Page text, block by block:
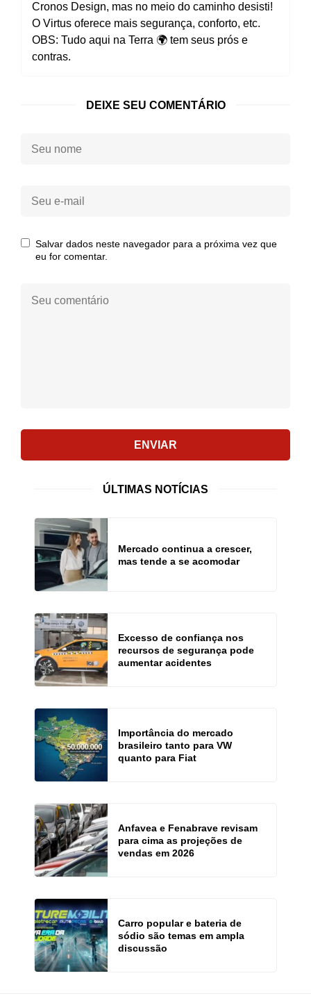
Cronos Design, mas no meio do caminho desisti!
O Virtus oferece mais segurança, conforto, etc.
OBS: Tudo aqui na Terra 🌍 tem seus prós e
contras.
DEIXE SEU COMENTÁRIO
Seu
nome:
Seu
Salvar dados neste navegador para a próxima vez que
eu for comentar.
comentário:
ENVIAR
ÚLTIMAS NOTÍCIAS
Mercado continua a crescer,
mas tende a se acomodar
Excesso de confiança nos
recursos de segurança pode
aumentar acidentes
Importância do mercado
brasileiro tanto para VW
quanto para Fiat
Anfavea e Fenabrave revisam
para cima as projeções de
vendas em 2026
Carro popular e bateria de
sódio são temas em ampla
discussão